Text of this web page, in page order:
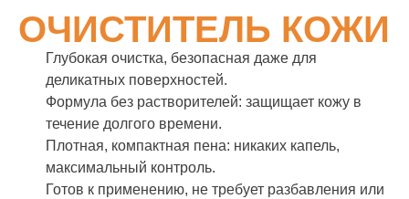
ОЧИСТИТЕЛЬ КОЖИ
Глубокая очистка, безопасная даже для
деликатных поверхностей.
Формула без растворителей: защищает кожу в
течение долгого времени.
Плотная, компактная пена: никаких капель,
максимальный контроль.
Готов к применению, не требует разбавления или